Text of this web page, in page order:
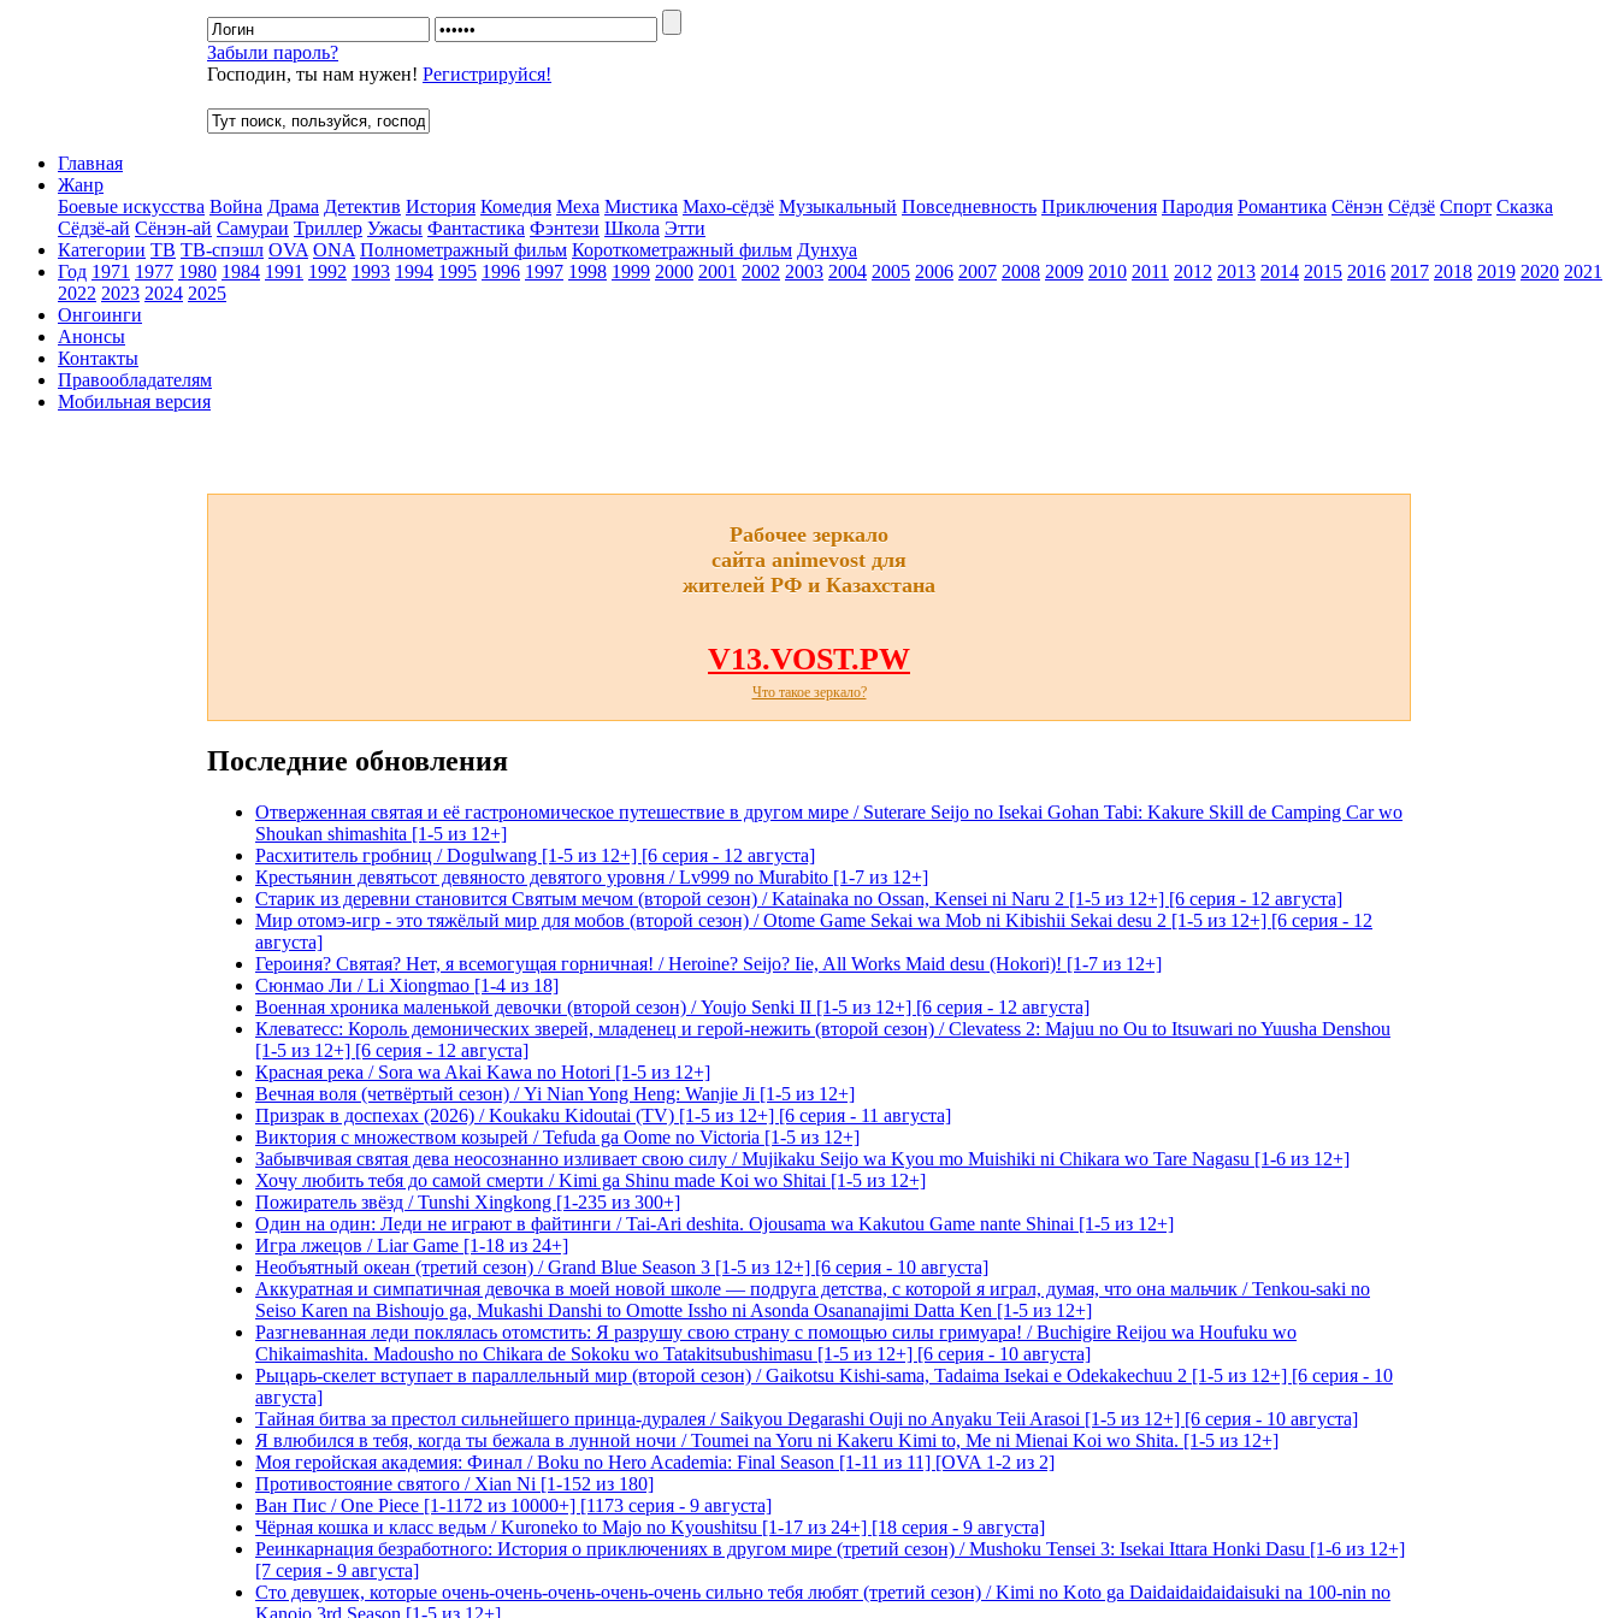
Забыли пароль?
Господин, ты нам нужен! Регистрируйся!
Главная
Жанр
Боевые искусства Война Драма Детектив История Комедия Меха Мистика Махо-сёдзё Музыкальный Повседневность Приключения Пародия Романтика Сёнэн Сёдзё Спорт Сказка
Сёдзё-ай Сёнэн-ай Самураи Триллер Ужасы Фантастика Фэнтези Школа Этти
Категории ТВ ТВ-спэшл OVA ONA Полнометражный фильм Короткометражный фильм Дунхуа
Год 1971 1977 1980 1984 1991 1992 1993 1994 1995 1996 1997 1998 1999 2000 2001 2002 2003 2004 2005 2006 2007 2008 2009 2010 2011 2012 2013 2014 2015 2016 2017 2018 2019 2020 2021
2022 2023 2024 2025
Онгоинги
Анонсы
Контакты
Правообладателям
Мобильная версия
Рабочее зеркало
сайта animevost для
жителей РФ и Казахстана
V13.VOST.PW
Что такое зеркало?
Последние обновления
Отверженная святая и её гастрономическое путешествие в другом мире / Suterare Seijo no Isekai Gohan Tabi: Kakure Skill de Camping Car wo
Shoukan shimashita [1-5 из 12+]
Расхититель гробниц / Dogulwang [1-5 из 12+] [6 серия - 12 августа]
Крестьянин девятьсот девяносто девятого уровня / Lv999 no Murabito [1-7 из 12+]
Старик из деревни становится Святым мечом (второй сезон) / Katainaka no Ossan, Kensei ni Naru 2 [1-5 из 12+] [6 серия - 12 августа]
Мир отомэ-игр - это тяжёлый мир для мобов (второй сезон) / Otome Game Sekai wa Mob ni Kibishii Sekai desu 2 [1-5 из 12+] [6 серия - 12
августа]
Героиня? Святая? Нет, я всемогущая горничная! / Heroine? Seijo? Iie, All Works Maid desu (Hokori)! [1-7 из 12+]
Сюнмао Ли / Li Xiongmao [1-4 из 18]
Военная хроника маленькой девочки (второй сезон) / Youjo Senki II [1-5 из 12+] [6 серия - 12 августа]
Клеватесс: Король демонических зверей, младенец и герой-нежить (второй сезон) / Clevatess 2: Majuu no Ou to Itsuwari no Yuusha Denshou
[1-5 из 12+] [6 серия - 12 августа]
Красная река / Sora wa Akai Kawa no Hotori [1-5 из 12+]
Вечная воля (четвёртый сезон) / Yi Nian Yong Heng: Wanjie Ji [1-5 из 12+]
Призрак в доспехах (2026) / Koukaku Kidoutai (TV) [1-5 из 12+] [6 серия - 11 августа]
Виктория с множеством козырей / Tefuda ga Oome no Victoria [1-5 из 12+]
Забывчивая святая дева неосознанно изливает свою силу / Mujikaku Seijo wa Kyou mo Muishiki ni Chikara wo Tare Nagasu [1-6 из 12+]
Хочу любить тебя до самой смерти / Kimi ga Shinu made Koi wo Shitai [1-5 из 12+]
Пожиратель звёзд / Tunshi Xingkong [1-235 из 300+]
Один на один: Леди не играют в файтинги / Tai-Ari deshita. Ojousama wa Kakutou Game nante Shinai [1-5 из 12+]
Игра лжецов / Liar Game [1-18 из 24+]
Необъятный океан (третий сезон) / Grand Blue Season 3 [1-5 из 12+] [6 серия - 10 августа]
Аккуратная и симпатичная девочка в моей новой школе — подруга детства, с которой я играл, думая, что она мальчик / Tenkou-saki no
Seiso Karen na Bishoujo ga, Mukashi Danshi to Omotte Issho ni Asonda Osananajimi Datta Ken [1-5 из 12+]
Разгневанная леди поклялась отомстить: Я разрушу свою страну с помощью силы гримуара! / Buchigire Reijou wa Houfuku wo
Chikaimashita. Madousho no Chikara de Sokoku wo Tatakitsubushimasu [1-5 из 12+] [6 серия - 10 августа]
Рыцарь-скелет вступает в параллельный мир (второй сезон) / Gaikotsu Kishi-sama, Tadaima Isekai e Odekakechuu 2 [1-5 из 12+] [6 серия - 10
августа]
Тайная битва за престол сильнейшего принца-дуралея / Saikyou Degarashi Ouji no Anyaku Teii Arasoi [1-5 из 12+] [6 серия - 10 августа]
Я влюбился в тебя, когда ты бежала в лунной ночи / Toumei na Yoru ni Kakeru Kimi to, Me ni Mienai Koi wo Shita. [1-5 из 12+]
Моя геройская академия: Финал / Boku no Hero Academia: Final Season [1-11 из 11] [OVA 1-2 из 2]
Противостояние святого / Xian Ni [1-152 из 180]
Ван Пис / One Piece [1-1172 из 10000+] [1173 серия - 9 августа]
Чёрная кошка и класс ведьм / Kuroneko to Majo no Kyoushitsu [1-17 из 24+] [18 серия - 9 августа]
Реинкарнация безработного: История о приключениях в другом мире (третий сезон) / Mushoku Tensei 3: Isekai Ittara Honki Dasu [1-6 из 12+]
[7 серия - 9 августа]
Сто девушек, которые очень-очень-очень-очень-очень сильно тебя любят (третий сезон) / Kimi no Koto ga Daidaidaidaidaisuki na 100-nin no
Kanojo 3rd Season [1-5 из 12+]